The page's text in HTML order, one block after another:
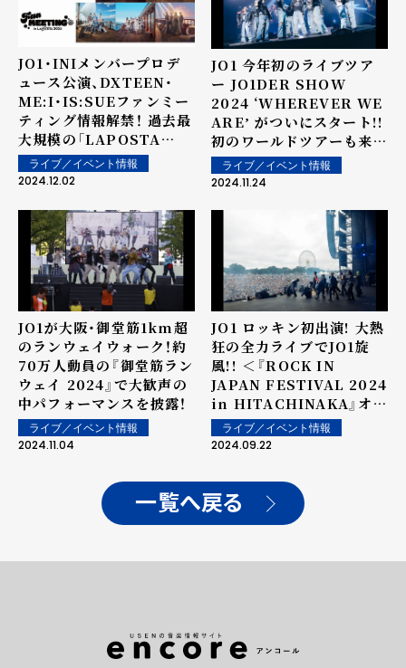
JO1・INIメンバープロデ
ュース公演、DXTEEN・
ME:I・IS:SUEファンミー
ティング情報解禁！ 過去最
大規模の「LAPOSTA
2025 Supported by
docomo」"LAPOSTAな
間にわたって開催！
ライブ／イベント情報
2024.12.02
JO1 今年初のライブツア
ー JO1DER SHOW
2024 ʻWHEREVER WE
AREʼ がついにスタート!!
初のワールドツアーも来年
開催決定～オフィシャルラ
イブレポート
ライブ／イベント情報
2024.11.24
JO1が大阪・御堂筋1km超
のランウェイウォーク！約
70万人動員の『御堂筋ラン
ウェイ 2024』で大歓声の
中パフォーマンスを披露！
ライブ／イベント情報
2024.11.04
JO1 ロッキン初出演! 大熱
狂の全力ライブでJO1旋
風!! ＜『ROCK IN
JAPAN FESTIVAL 2024
in HITACHINAKA』オフ
ィシャルライブレポート＞
ライブ／イベント情報
2024.09.22
一覧へ戻る